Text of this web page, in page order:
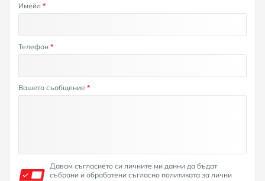
Имейл *
Телефон *
Вашето съобщение *
Давам съгласието си личните ми данни да бъдат
събрани и обработени съгласно политиката за лични